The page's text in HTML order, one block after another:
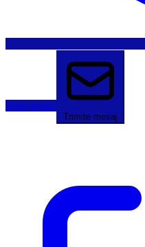
Sună acum
Trimite mesaj